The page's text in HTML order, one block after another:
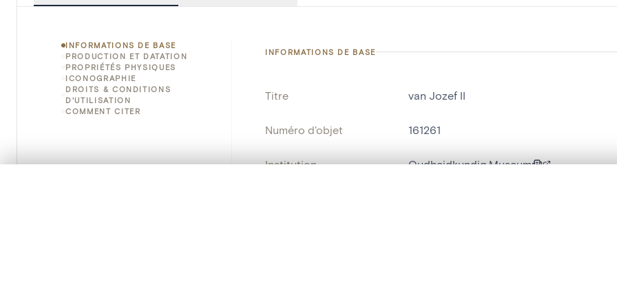
INFORMATIONS DE BASE
PRODUCTION ET DATATION
PROPRIÉTÉS PHYSIQUES
ICONOGRAPHIE
DROITS & CONDITIONS
D'UTILISATION
COMMENT CITER
INFORMATIONS DE BASE
Titre van Jozef II
Numéro d'objet 161261
Institution Oudheidkundig Museum